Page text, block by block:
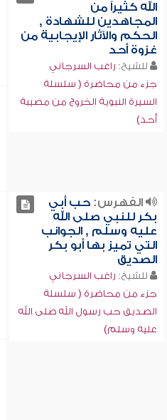
الله كثيراً من
المجاهدين للشهادة ,
الحكم والآثار الإيجابية من
غزوة أحد
للشيخ: راغب السرجاني
جزء من محاضرة ( سلسلة
السيرة النبوية الخروج من مصيبة
أحد)
الفهرس:حب أبي
بكر للنبي صلى الله
عليه وسلم , الجوانب
التي تميز بها أبو بكر
الصديق
للشيخ: راغب السرجاني
جزء من محاضرة ( سلسلة
الصديق حب رسول الله صلى الله
عليه وسلم)